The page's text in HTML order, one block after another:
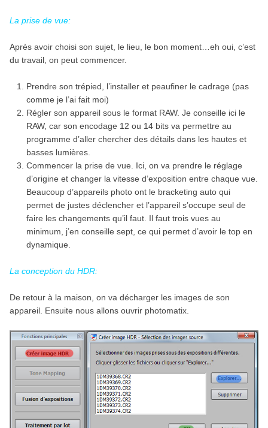
La prise de vue:
Après avoir choisi son sujet, le lieu, le bon moment…eh oui, c’est
du travail, on peut commencer.
Prendre son trépied, l’installer et peaufiner le cadrage (pas
comme je l’ai fait moi)
Régler son appareil sous le format RAW. Je conseille ici le
RAW, car son encodage 12 ou 14 bits va permettre au
programme d’aller chercher des détails dans les hautes et
basses lumières.
Commencer la prise de vue. Ici, on va prendre le réglage
d’origine et changer la vitesse d’exposition entre chaque vue.
Beaucoup d’appareils photo ont le bracketing auto qui
permet de justes déclencher et l’appareil s’occupe seul de
faire les changements qu’il faut. Il faut trois vues au
minimum, j’en conseille sept, ce qui permet d’avoir le top en
dynamique.
La conception du HDR:
De retour à la maison, on va décharger les images de son
appareil. Ensuite nous allons ouvrir photomatix.